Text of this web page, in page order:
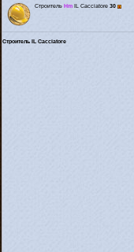
Строитель Hm IL Cacciatore 30
Строитель IL Cacciatore